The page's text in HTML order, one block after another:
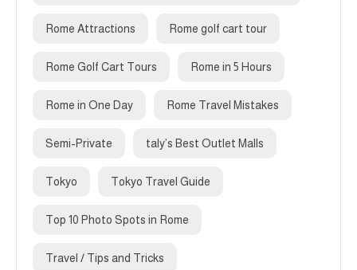
Rome Attractions Rome golf cart tour
Rome Golf Cart Tours Rome in 5 Hours
Rome in One Day Rome Travel Mistakes
Semi-Private taly’s Best Outlet Malls
Tokyo Tokyo Travel Guide
Top 10 Photo Spots in Rome
Travel / Tips and Tricks